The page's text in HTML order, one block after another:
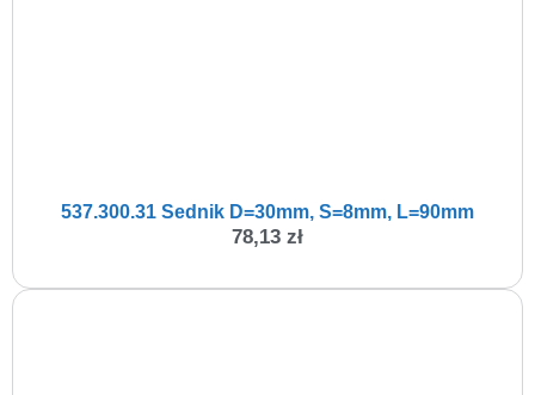
537.300.31 Sednik D=30mm, S=8mm, L=90mm
78,13 zł